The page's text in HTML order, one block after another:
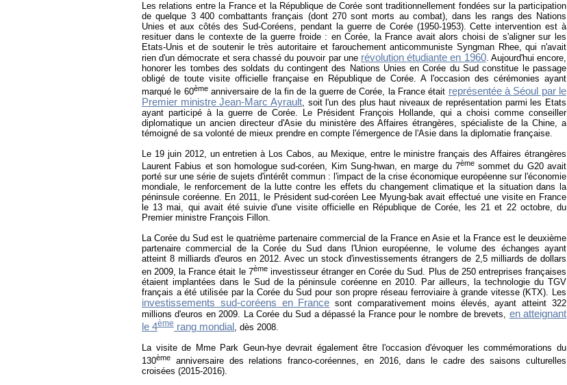
Les relations entre la France et la République de Corée sont traditionnellement fondées sur la participation
de quelque 3 400 combattants français (dont 270 sont morts au combat), dans les rangs des Nations
Unies et aux côtés des Sud-Coréens, pendant la guerre de Corée (1950-1953). Cette intervention est à
resituer dans le contexte de la guerre froide : en Corée, la France avait alors choisi de s'aligner sur les
Etats-Unis et de soutenir le très autoritaire et farouchement anticommuniste Syngman Rhee, qui n'avait
rien d'un démocrate et sera chassé du pouvoir par une révolution étudiante en 1960. Aujourd'hui encore,
honorer les tombes des soldats du contingent des Nations Unies en Corée du Sud constitue le passage
obligé de toute visite officielle française en République de Corée. A l'occasion des cérémonies ayant
marqué le 60èmeanniversaire de la fin de la guerre de Corée, la France était représentée à Séoul par le
Premier ministre Jean-Marc Ayrault, soit l'un des plus haut niveaux de représentation parmi les Etats
ayant participé à la guerre de Corée. Le Président François Hollande, qui a choisi comme conseiller
diplomatique un ancien directeur d'Asie du ministère des Affaires étrangères, spécialiste de la Chine, a
témoigné de sa volonté de mieux prendre en compte l'émergence de l'Asie dans la diplomatie française.
Le 19 juin 2012, un entretien à Los Cabos, au Mexique, entre le ministre français des Affaires étrangères
Laurent Fabius et son homologue sud-coréen, Kim Sung-hwan, en marge du 7èmesommet du G20 avait
porté sur une série de sujets d'intérêt commun : l'impact de la crise économique européenne sur l'économie
mondiale, le renforcement de la lutte contre les effets du changement climatique et la situation dans la
péninsule coréenne. En 2011, le Président sud-coréen Lee Myung-bak avait effectué une visite en France
le 13 mai, qui avait été suivie d'une visite officielle en République de Corée, les 21 et 22 octobre, du
Premier ministre François Fillon.
La Corée du Sud est le quatrième partenaire commercial de la France en Asie et la France est le deuxième
partenaire commercial de la Corée du Sud dans l'Union européenne, le volume des échanges ayant
atteint 8 milliards d'euros en 2012. Avec un stock d'investissements étrangers de 2,5 milliards de dollars
en 2009, la France était le 7èmeinvestisseur étranger en Corée du Sud. Plus de 250 entreprises françaises
étaient implantées dans le Sud de la péninsule coréenne en 2010. Par ailleurs, la technologie du TGV
français a été utilisée par la Corée du Sud pour son propre réseau ferroviaire à grande vitesse (KTX). Les
investissements sud-coréens en France sont comparativement moins élevés, ayant atteint 322
millions d'euros en 2009. La Corée du Sud a dépassé la France pour le nombre de brevets, en atteignant
le 4ème rang mondial , dès 2008.
La visite de Mme Park Geun-hye devrait également être l'occasion d'évoquer les commémorations du
130ème
anniversaire des relations franco-coréennes, en 2016, dans le cadre des saisons culturelles
croisées (2015-2016).